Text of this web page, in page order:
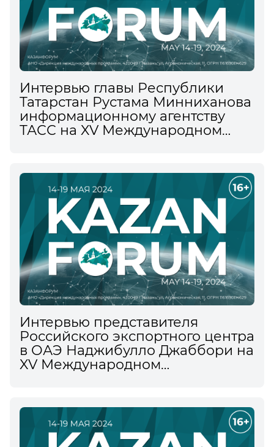
Интервью главы Республики
Татарстан Рустама Минниханова
информационному агентству
ТАСС на XV Международном
Интервью представителя
Российского экспортного центра
в ОАЭ Наджибулло Джаббори на
XV Международном
ТАСС